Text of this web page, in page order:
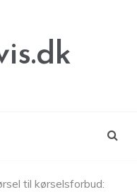
til kørselsforbud: